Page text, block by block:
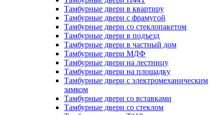
Тамбурные двери в квартиру
Тамбурные двери с фрамугой
Тамбурные двери со стеклопакетом
Тамбурные двери в подъезд
Тамбурные двери в частный дом
Тамбурные двери МДФ
Тамбурные двери на лестницу
Тамбурные двери на площадку
Тамбурные двери с электромеханическим
замком
Тамбурные двери со вставками
Тамбурные двери со стеклом